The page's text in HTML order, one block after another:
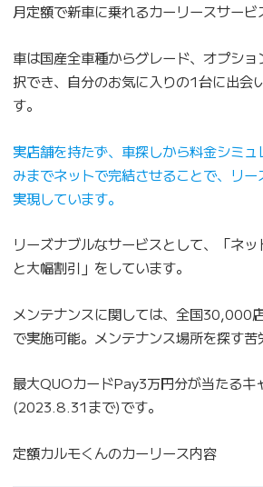
月定額で新車に乗れるカーリースサービ
車は国産全車種からグレード、オプシ
択でき、自分のお気に入りの1台に出会
す。
実店舗を持たず、車探しから料金シミ
みまでネットで完結させることで、リ
実現しています。
リーズナブルなサービスとして、「ネ
と大幅割引」をしています。
メンテナンスに関しては、全国30,000
で実施可能。メンテナンス場所を探す苦
最大QUOカードPay3万円分が当たるキ
(2023.8.31まで)です。
定額カルモくんのカーリース内容